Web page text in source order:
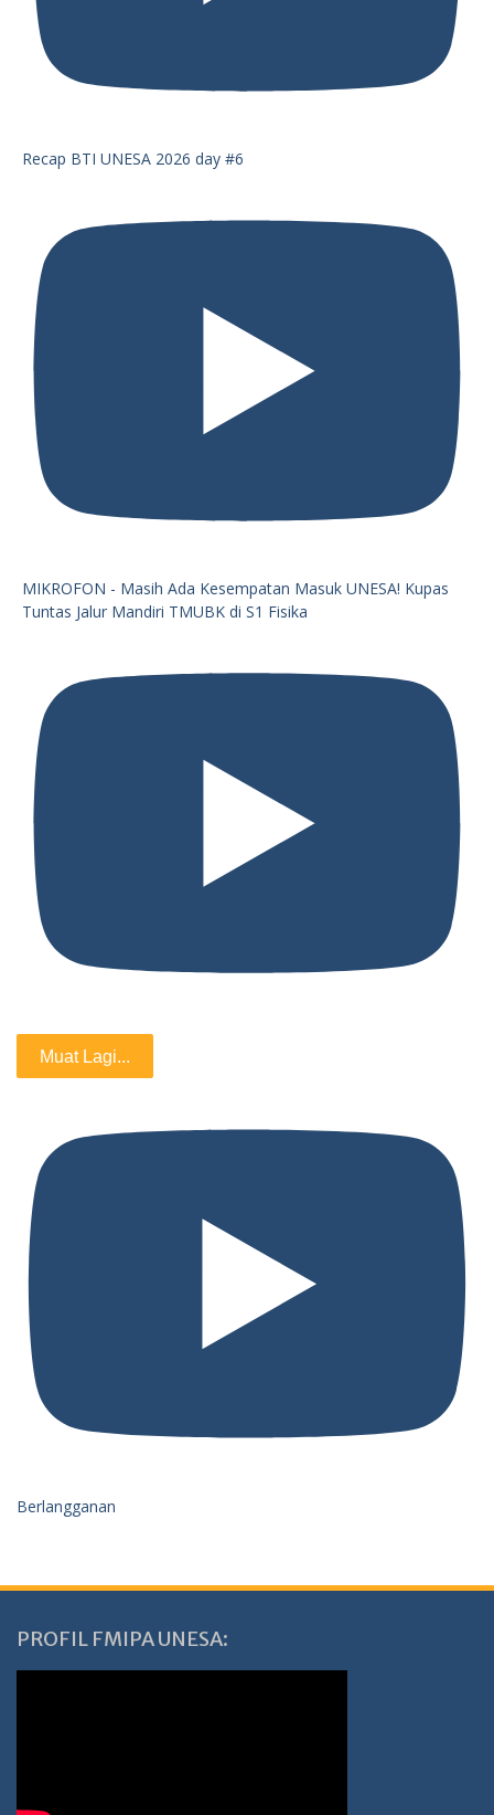
Recap BTI UNESA 2026 day #6
MIKROFON - Masih Ada Kesempatan Masuk UNESA! Kupas
Tuntas Jalur Mandiri TMUBK di S1 Fisika
Muat Lagi...
Berlangganan
PROFIL FMIPA UNESA: